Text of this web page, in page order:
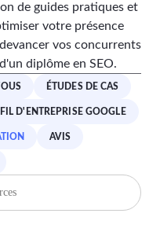
de guides pratiques et
votre présence
vos concurrents
diplôme en SEO.
ÉTUDES DE CAS
D'ENTREPRISE GOOGLE
AVIS